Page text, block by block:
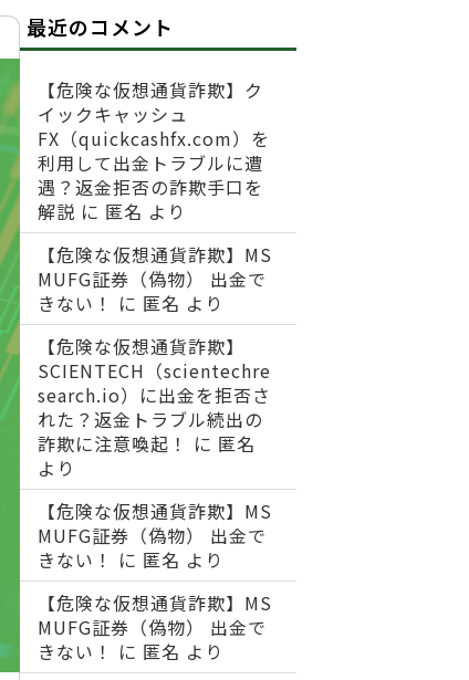
最近のコメント
【危険な仮想通貨詐欺】ク
イックキャッシュ
FX（quickcashfx.com）を
利用して出金トラブルに遭
遇？返金拒否の詐欺手口を
解説 に 匿名 より
【危険な仮想通貨詐欺】MS
MUFG証券（偽物） 出金で
きない！
に 匿名 より
【危険な仮想通貨詐欺】
SCIENTECH（scientechre
search.io）に出金を拒否さ
れた？返金トラブル続出の
詐欺に注意喚起！
に 匿名
より
【危険な仮想通貨詐欺】MS
MUFG証券（偽物） 出金で
きない！
に 匿名 より
【危険な仮想通貨詐欺】MS
MUFG証券（偽物） 出金で
きない！
に 匿名 より